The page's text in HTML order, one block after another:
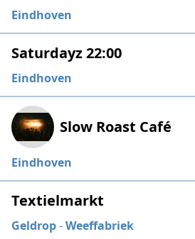
Eindhoven
Saturdayz 22:00
Eindhoven
Slow Roast Café
Eindhoven
Textielmarkt
Geldrop-Weeffabriek